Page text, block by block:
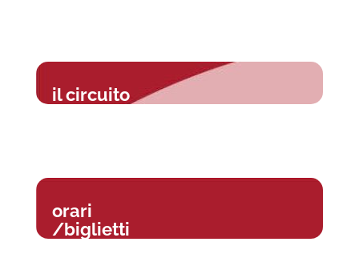
il circuito
orari
/biglietti